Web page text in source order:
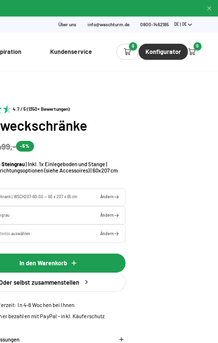
Über uns info@waschturm.de 0800-1462185 DE | DE
Kundenservice
0
Konfigurator
0
4.7 / 5 (1350+ Bewertungen)
-5%
Steingrau| Inkl. 1x Einlegeboden und Stange |
(siehe Accessoires) | 60x207 cm
| WSCH207-60-SG — 60 x 207 x 65 cm Ändern
Ändern
auswählen Ändern
In den Warenkorb
selbst zusammenstellen
In 4-8 Wochen bei Ihnen
bezahlen mit PayPal - inkl. Käuferschutz